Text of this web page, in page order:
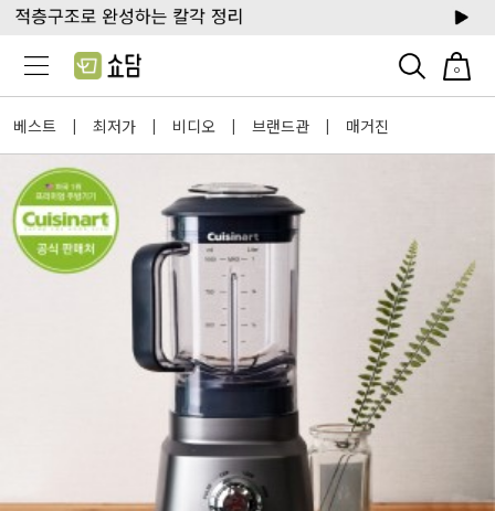
0
베스트 | 최저가 | 비디오 | 브랜드관 | 매거진